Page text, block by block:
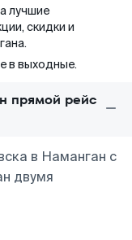
лучшие
скидки и
в выходные.
прямой рейс
в Наманган с
двумя